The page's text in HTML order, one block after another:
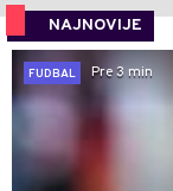
NAJNOVIJE
FUDBAL
Pre 3 min